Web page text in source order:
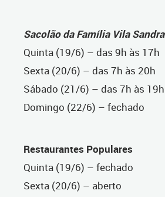
Sacolão da Família Vila Sandra
Quinta (19/6) – das 9h às 17h
Sexta (20/6) – das 7h às 20h
Sábado (21/6) – das 7h às 19h
Domingo (22/6) – fechado
Restaurantes Populares
Quinta (19/6) – fechado
Sexta (20/6) – aberto